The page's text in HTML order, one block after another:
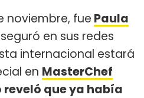
noviembre, fue Paula
en sus redes
internacional estará
en MasterChef
reveló que ya había